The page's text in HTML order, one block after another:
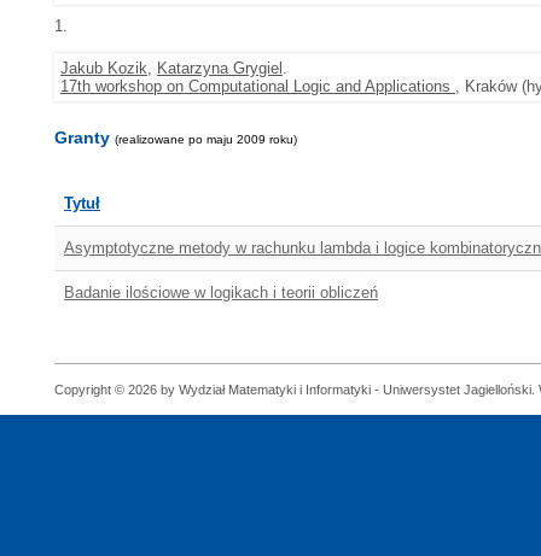
1.
Jakub Kozik, Katarzyna Grygiel .
17th workshop on Computational Logic and Applications , Kraków
Granty (realizowane po maju 2009 roku)
Tytuł
Asymptotyczne metody w rachunku lambda i logice
Badanie ilościowe w logikach i teorii obliczeń
Copyright © 2026 by Wydział Matematyki i Informatyki - Uniwersystet